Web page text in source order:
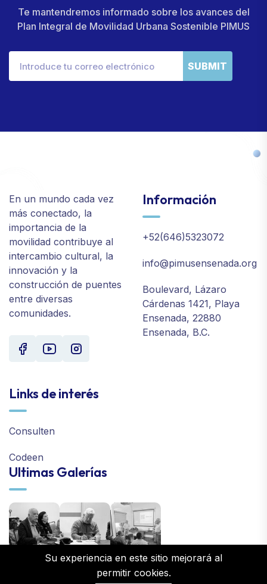
Te mantendremos informado sobre los avances del
Plan Integral de Movilidad Urbana Sostenible PIMUS
SUBMIT
En un mundo cada vez
más conectado, la
importancia de la
movilidad contribuye al
intercambio cultural, la
innovación y la
construcción de puentes
entre diversas
comunidades.
Información
+52(646)5323072
info@pimusensenada.org
Boulevard, Lázaro
Cárdenas 1421, Playa
Ensenada, 22880
Ensenada, B.C.
Links de interés
Consulten
Codeen
Ultimas Galerías
Su experiencia en este sitio mejorará al
permitir cookies.